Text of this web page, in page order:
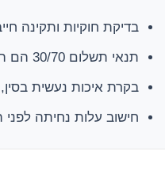
בדיקת חוקיות ותקינה
תנאי תשלום 30/70 הם הסטנדרט הבטוח. תשלום מלא מראש הוא סיכון בלתי מחושב
בקרת איכות נעשית
חישוב עלות נחיתה